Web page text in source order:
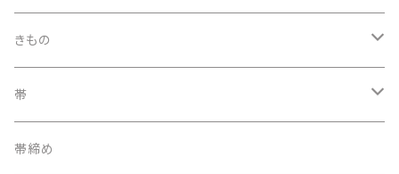
きもの
訪問着
附下
帯
袋帯
帯締め